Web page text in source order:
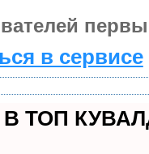
в сервисе
ТОП